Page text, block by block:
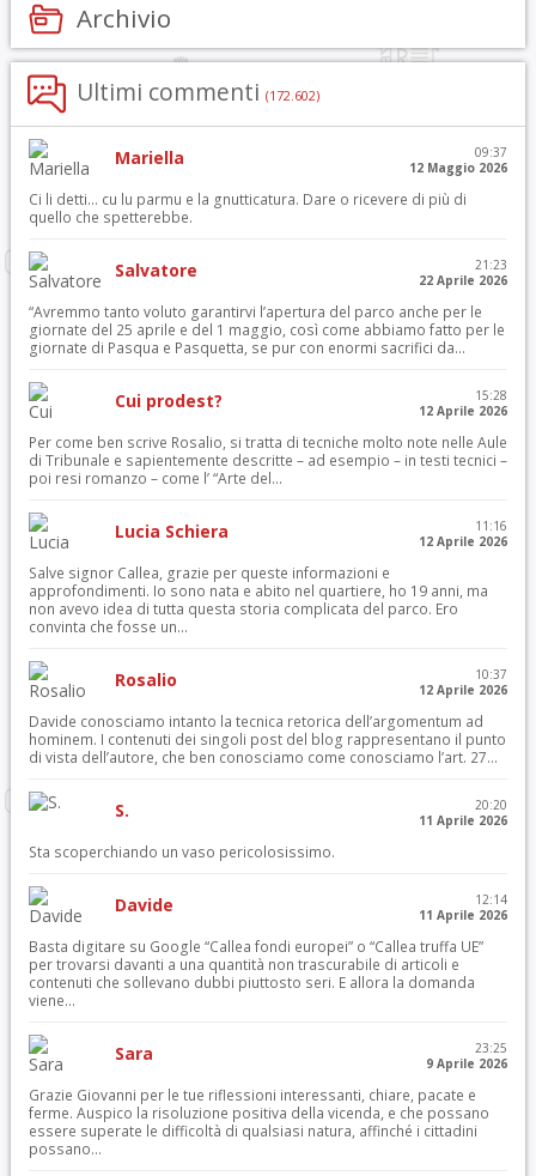
Archivio
Ultimi commenti (172.602)
Mariella
09:37
12 Maggio 2026
Ci li detti… cu lu parmu e la gnutticatura. Dare o ricevere di più di
quello che spetterebbe.
Salvatore
21:23
22 Aprile 2026
“Avremmo tanto voluto garantirvi l’apertura del parco anche per le
giornate del 25 aprile e del 1 maggio, così come abbiamo fatto per le
giornate di Pasqua e Pasquetta, se pur con enormi sacrifici da...
Cui prodest?
15:28
12 Aprile 2026
Per come ben scrive Rosalio, si tratta di tecniche molto note nelle Aule
di Tribunale e sapientemente descritte – ad esempio – in testi tecnici –
poi resi romanzo – come l’ “Arte del...
Lucia Schiera
11:16
12 Aprile 2026
Salve signor Callea, grazie per queste informazioni e
approfondimenti. Io sono nata e abito nel quartiere, ho 19 anni, ma
non avevo idea di tutta questa storia complicata del parco. Ero
convinta che fosse un...
Rosalio
10:37
12 Aprile 2026
Davide conosciamo intanto la tecnica retorica dell’argomentum ad
hominem. I contenuti dei singoli post del blog rappresentano il punto
di vista dell’autore, che ben conosciamo come conosciamo l’art. 27...
S.
20:20
11 Aprile 2026
Sta scoperchiando un vaso pericolosissimo.
Davide
12:14
11 Aprile 2026
Basta digitare su Google “Callea fondi europei” o “Callea truffa UE”
per trovarsi davanti a una quantità non trascurabile di articoli e
contenuti che sollevano dubbi piuttosto seri. E allora la domanda
viene...
Sara
23:25
9 Aprile 2026
Grazie Giovanni per le tue riflessioni interessanti, chiare, pacate e
ferme. Auspico la risoluzione positiva della vicenda, e che possano
essere superate le difficoltà di qualsiasi natura, affinché i cittadini
possano...